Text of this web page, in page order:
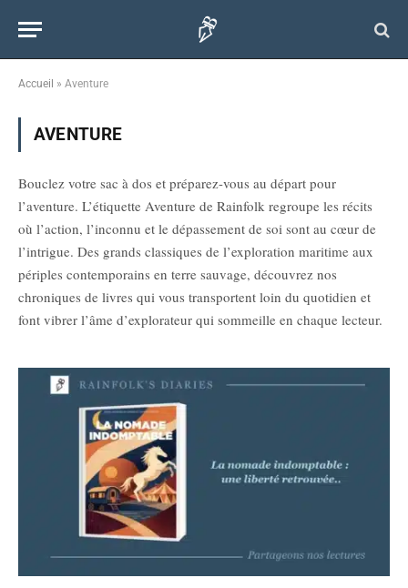
Accueil » Aventure
AVENTURE
Bouclez votre sac à dos et préparez-vous au départ pour
l’aventure. L’étiquette Aventure de Rainfolk regroupe les récits
où l’action, l’inconnu et le dépassement de soi sont au cœur de
l’intrigue. Des grands classiques de l’exploration maritime aux
périples contemporains en terre sauvage, découvrez nos
chroniques de livres qui vous transportent loin du quotidien et
font vibrer l’âme d’explorateur qui sommeille en chaque lecteur.